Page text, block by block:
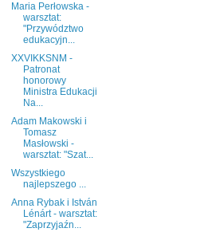
Maria Perłowska -
warsztat:
"Przywództwo
edukacyjn...
XXVIKKSNM -
Patronat
honorowy
Ministra Edukacji
Na...
Adam Makowski i
Tomasz
Masłowski -
warsztat: "Szat...
Wszystkiego
najlepszego ...
Anna Rybak i István
Lénárt - warsztat:
"Zaprzyjaźn...